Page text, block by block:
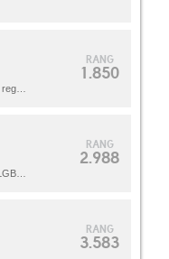
RANG
1.850
RANG
2.988
RANG
3.583